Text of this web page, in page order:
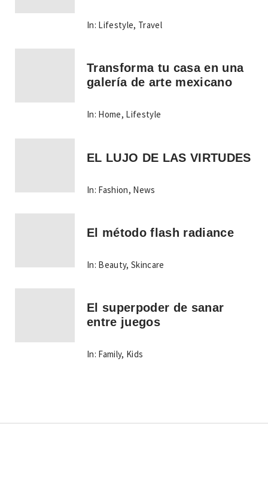
In: Lifestyle, Travel
Transforma tu casa en una
galería de arte mexicano
In: Home, Lifestyle
EL LUJO DE LAS VIRTUDES
In: Fashion, News
El método flash radiance
In: Beauty,Skincare
El superpoder de sanar
entre juegos
In: Family, Kids